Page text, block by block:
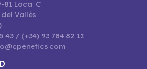
81 Local C
del Vallès
43 / (+34) 93 784 82 12